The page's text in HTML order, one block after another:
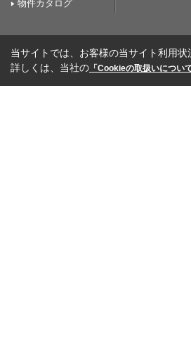
物件カタログ
当サイトでは、お客様の当サイト利用
詳しくは、当社の 「Cookieの取扱いについて